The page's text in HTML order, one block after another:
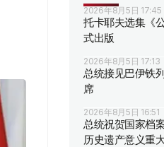
2026年8月5日 17:45
托卡耶夫选集《
式出版
2026年8月5日 17:13
总统接见巴伊铁
席
2026年8月5日 16:51
总统祝贺国家档
历史遗产意义重